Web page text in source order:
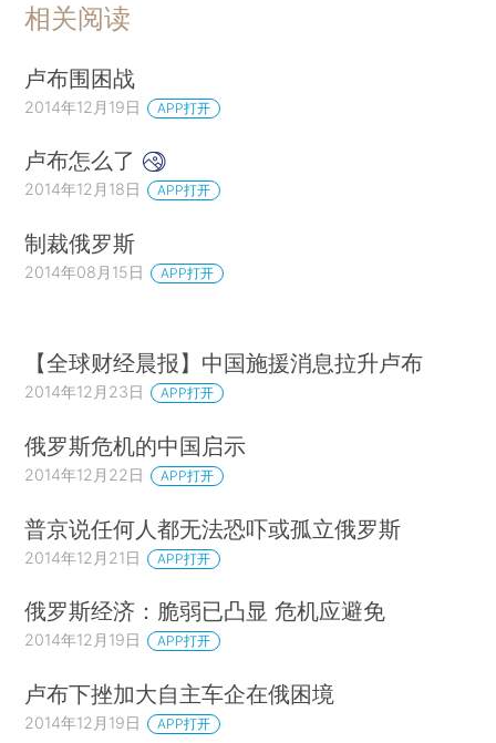
相关阅读
卢布围困战
2014年12月19日 APP打开
卢布怎么了
2014年12月18日 APP打开
制裁俄罗斯
2014年08月15日 APP打开
【全球财经晨报】中国施援消息拉升卢布
2014年12月23日 APP打开
俄罗斯危机的中国启示
2014年12月22日 APP打开
普京说任何人都无法恐吓或孤立俄罗斯
2014年12月21日 APP打开
俄罗斯经济：脆弱已凸显 危机应避免
2014年12月19日 APP打开
卢布下挫加大自主车企在俄困境
2014年12月19日 APP打开